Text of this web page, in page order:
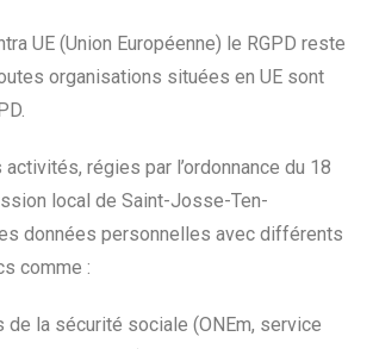
UE (Union Européenne) le RGPD reste
organisations situées en UE sont
régies par l’ordonnance du 18
local de Saint-Josse-Ten-
données personnelles avec différents
comme :
de la sécurité sociale (ONEm, service